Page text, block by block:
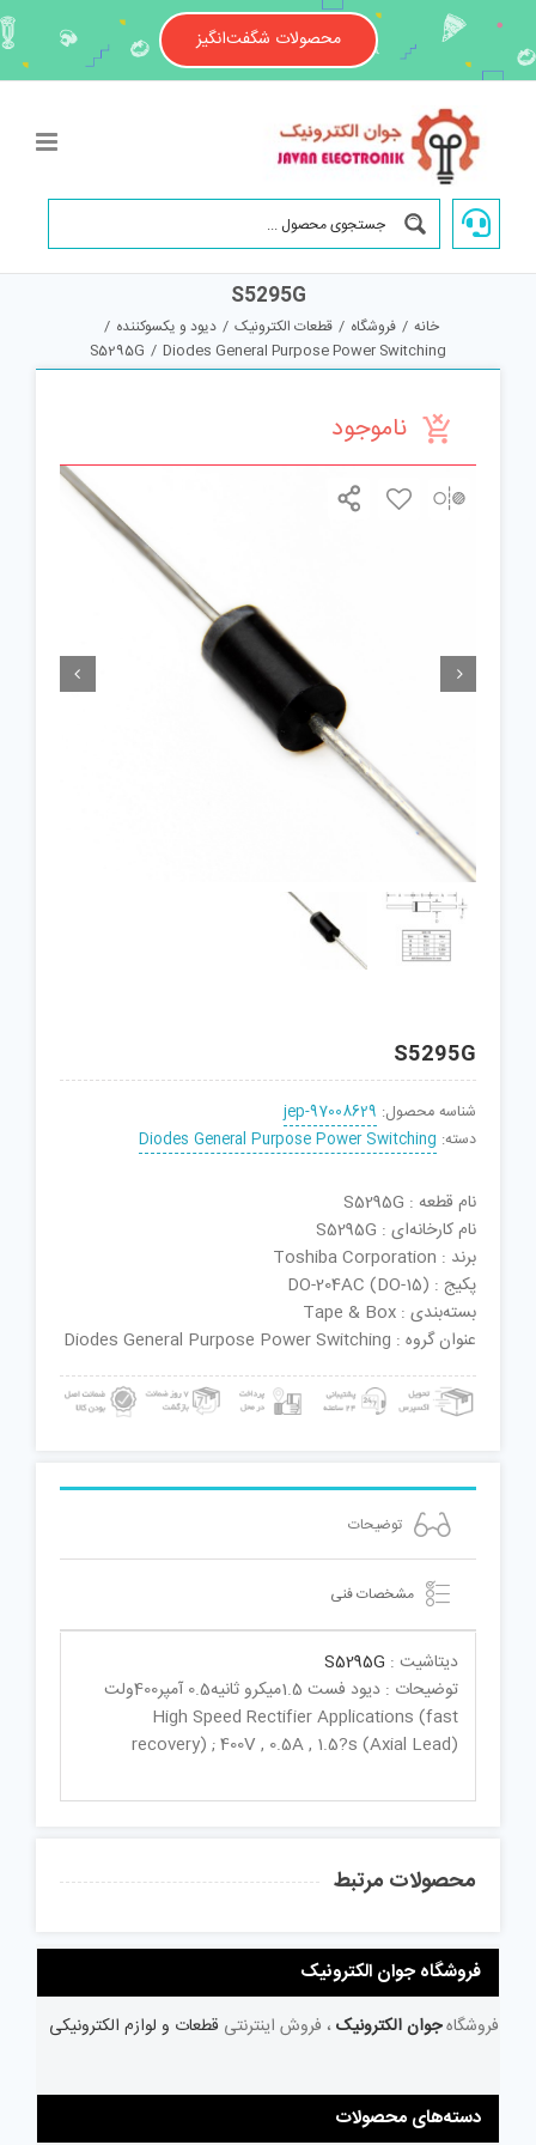
content
محصولات شگفت‌انگیز
S5295G
خانه / فروشگاه / قطعات الکترونیک / دیود و یکسوکننده /
Diodes General Purpose Power Switching
/
S5295G
ناموجود
 
S5295G
شناسه محصول: jep-97008629
دسته: Diodes General Purpose Power Switching
نام قطعه : S5295G
نام کارخانه‌ای : S5295G
برند : Toshiba Corporation
پکیج : DO-204AC (DO-15)
بسته‌بندی : Tape & Box
عنوان گروه : Diodes General Purpose Power Switching
توضیحات
مشخصات فنی
دیتاشیت : S5295G
توضیحات : دیود فست 1.5میکرو ثانیه0.5 آمپر400ولت
High Speed Rectifier Applications (fast
recovery) ; 400V , 0.5A , 1.5?s (Axial Lead)
محصولات مرتبط
فروشگاه جوان الکترونیک
فروشگاهجوان الکترونیک ، فروش اینترنتی قطعات و لوازم الکترونیکی
دسته‌های محصولات